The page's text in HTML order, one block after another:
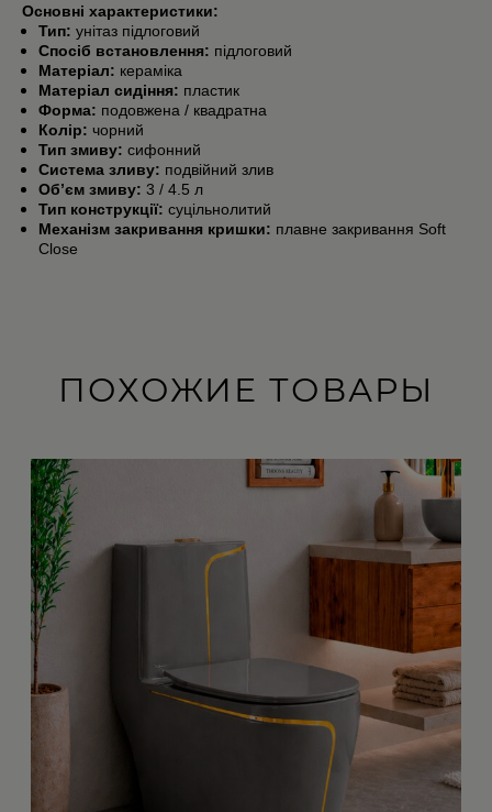
Основні характеристики:
Тип: унітаз підлоговий
Спосіб встановлення: підлоговий
Матеріал: кераміка
Матеріал сидіння: пластик
Форма: подовжена / квадратна
Колір: чорний
Тип змиву: сифонний
Система зливу: подвійний злив
Об’єм змиву: 3 / 4.5 л
Тип конструкції: суцільнолитий
Механізм закривання кришки: плавне закривання Soft
Close
ПОХОЖИЕ ТОВАРЫ